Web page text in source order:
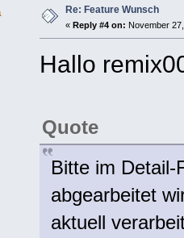
Re: Feature Wunsch
« Reply #4 on: November
Hallo
Quote
Bitte im Detail-
abgearbeitet
aktuell